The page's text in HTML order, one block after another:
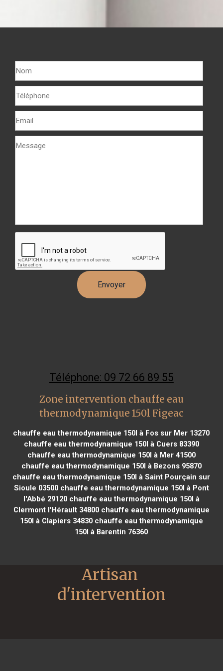
Téléphone: 09 72 66 89 55
Zone intervention chauffe eau
thermodynamique 150l Figeac
chauffe eau thermodynamique 150l à Fos sur Mer 13270
chauffe eau thermodynamique 150l à Cuers 83390
chauffe eau thermodynamique 150l à Mer 41500
chauffe eau thermodynamique 150l à Bezons 95870
chauffe eau thermodynamique 150l à Saint Pourçain sur
Sioule 03500chauffe eau thermodynamique 150l à Pont
l'Abbé 29120chauffe eau thermodynamique 150l à
Clermont l'Hérault 34800chauffe eau thermodynamique
150l à Clapiers 34830chauffe eau thermodynamique
150l à Barentin 76360
Artisan
d'intervention